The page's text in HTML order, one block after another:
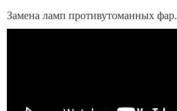
Замена ламп противутоманных фар.